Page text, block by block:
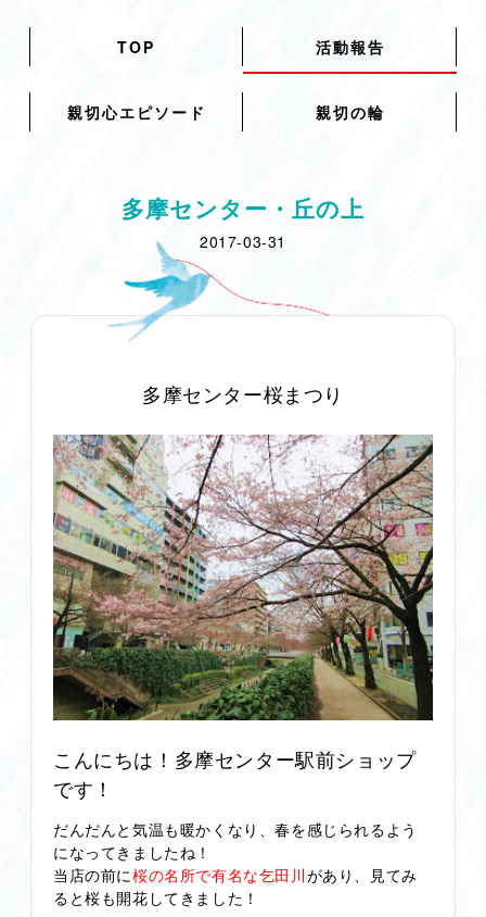
TOP 活動報告
親切心エピソード 親切の輪
多摩センター・丘の上
2017-03-31
多摩センター桜まつり
こんにちは！多摩センター駅前ショップ
です！
だんだんと気温も暖かくなり、春を感じられるよう
になってきましたね！
当店の前に桜の名所で有名な乞田川があり、見てみ
ると桜も開花してきました！